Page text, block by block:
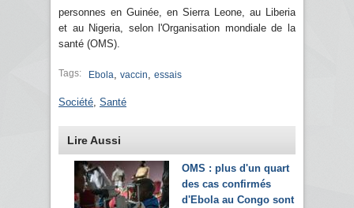
personnes en Guinée, en Sierra Leone, au Liberia
et au Nigeria, selon l'Organisation mondiale de la
santé (OMS).
Tags: Ebola vaccin essais
Société Santé
Lire Aussi
OMS : plus d'un quart
des cas confirmés
d'Ebola au Congo sont